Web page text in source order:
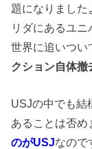
題になりました
リダにあるユ
世界に追いつい
クション自体撤
USJの中でも結
あることは否め
のがUSJなので